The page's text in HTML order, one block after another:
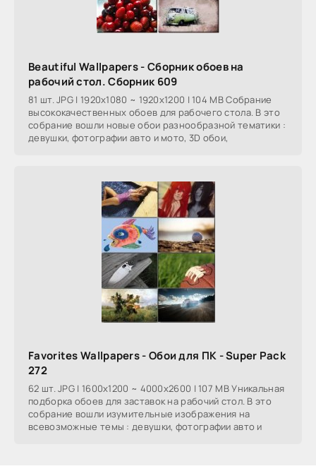
Beautiful Wallpapers - Сборник обоев на
рабочий стол. Сборник 609
81 шт. JPG | 1920x1080 ~ 1920x1200 | 104 MB Собрание
высококачественных обоев для рабочего стола. В это
собрание вошли новые обои разнообразной тематики :
девушки, фотографии авто и мото, 3D обои,
Favorites Wallpapers - Обои для ПК - Super Pack
272
62 шт. JPG | 1600x1200 ~ 4000x2600 | 107 MB Уникальная
подборка обоев для заставок на рабочий стол. В это
собрание вошли изумительные изображения на
всевозможные темы : девушки, фотографии авто и